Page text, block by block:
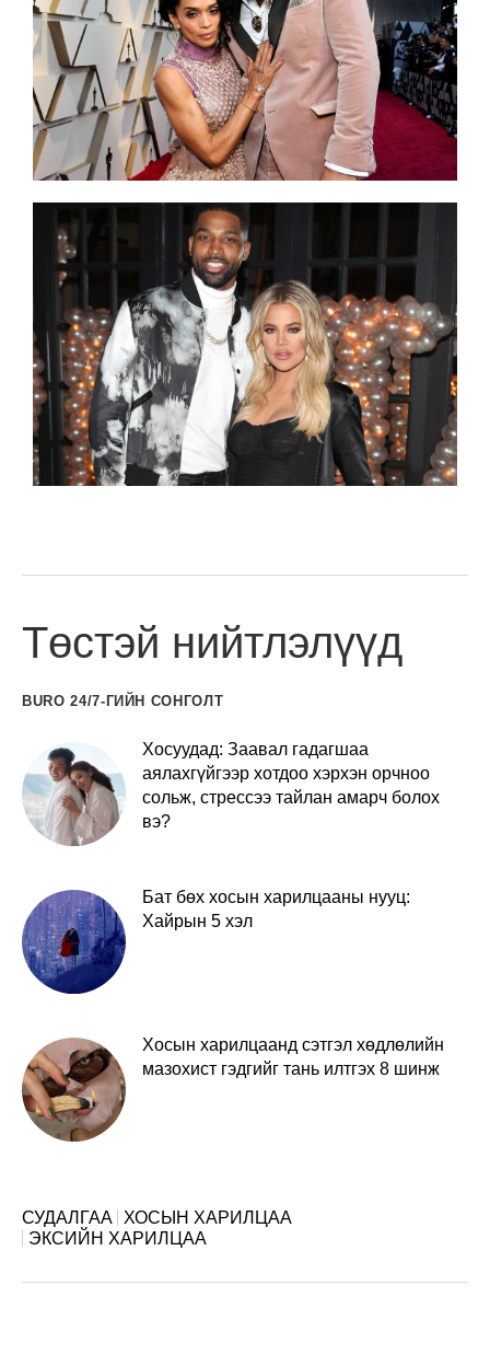
Төстэй нийтлэлүүд
BURO 24/7-ГИЙН СОНГОЛТ
Хосуудад: Заавал гадагшаа
аялахгүйгээр хотдоо хэрхэн орчноо
сольж, стрессээ тайлан амарч болох
вэ?
Бат бөх хосын харилцааны нууц:
Хайрын 5 хэл
Хосын харилцаанд сэтгэл хөдлөлийн
мазохист гэдгийг тань илтгэх 8 шинж
СУДАЛГАА
ХОСЫН ХАРИЛЦАА
ЭКСИЙН ХАРИЛЦАА